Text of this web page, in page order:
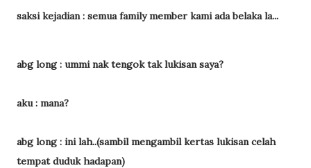
saksi kejadian : semua family member kami ada belaka la...
abg long : ummi nak tengok tak lukisan saya?
aku : mana?
abg long : ini lah..(sambil mengambil kertas lukisan celah
tempat duduk hadapan)